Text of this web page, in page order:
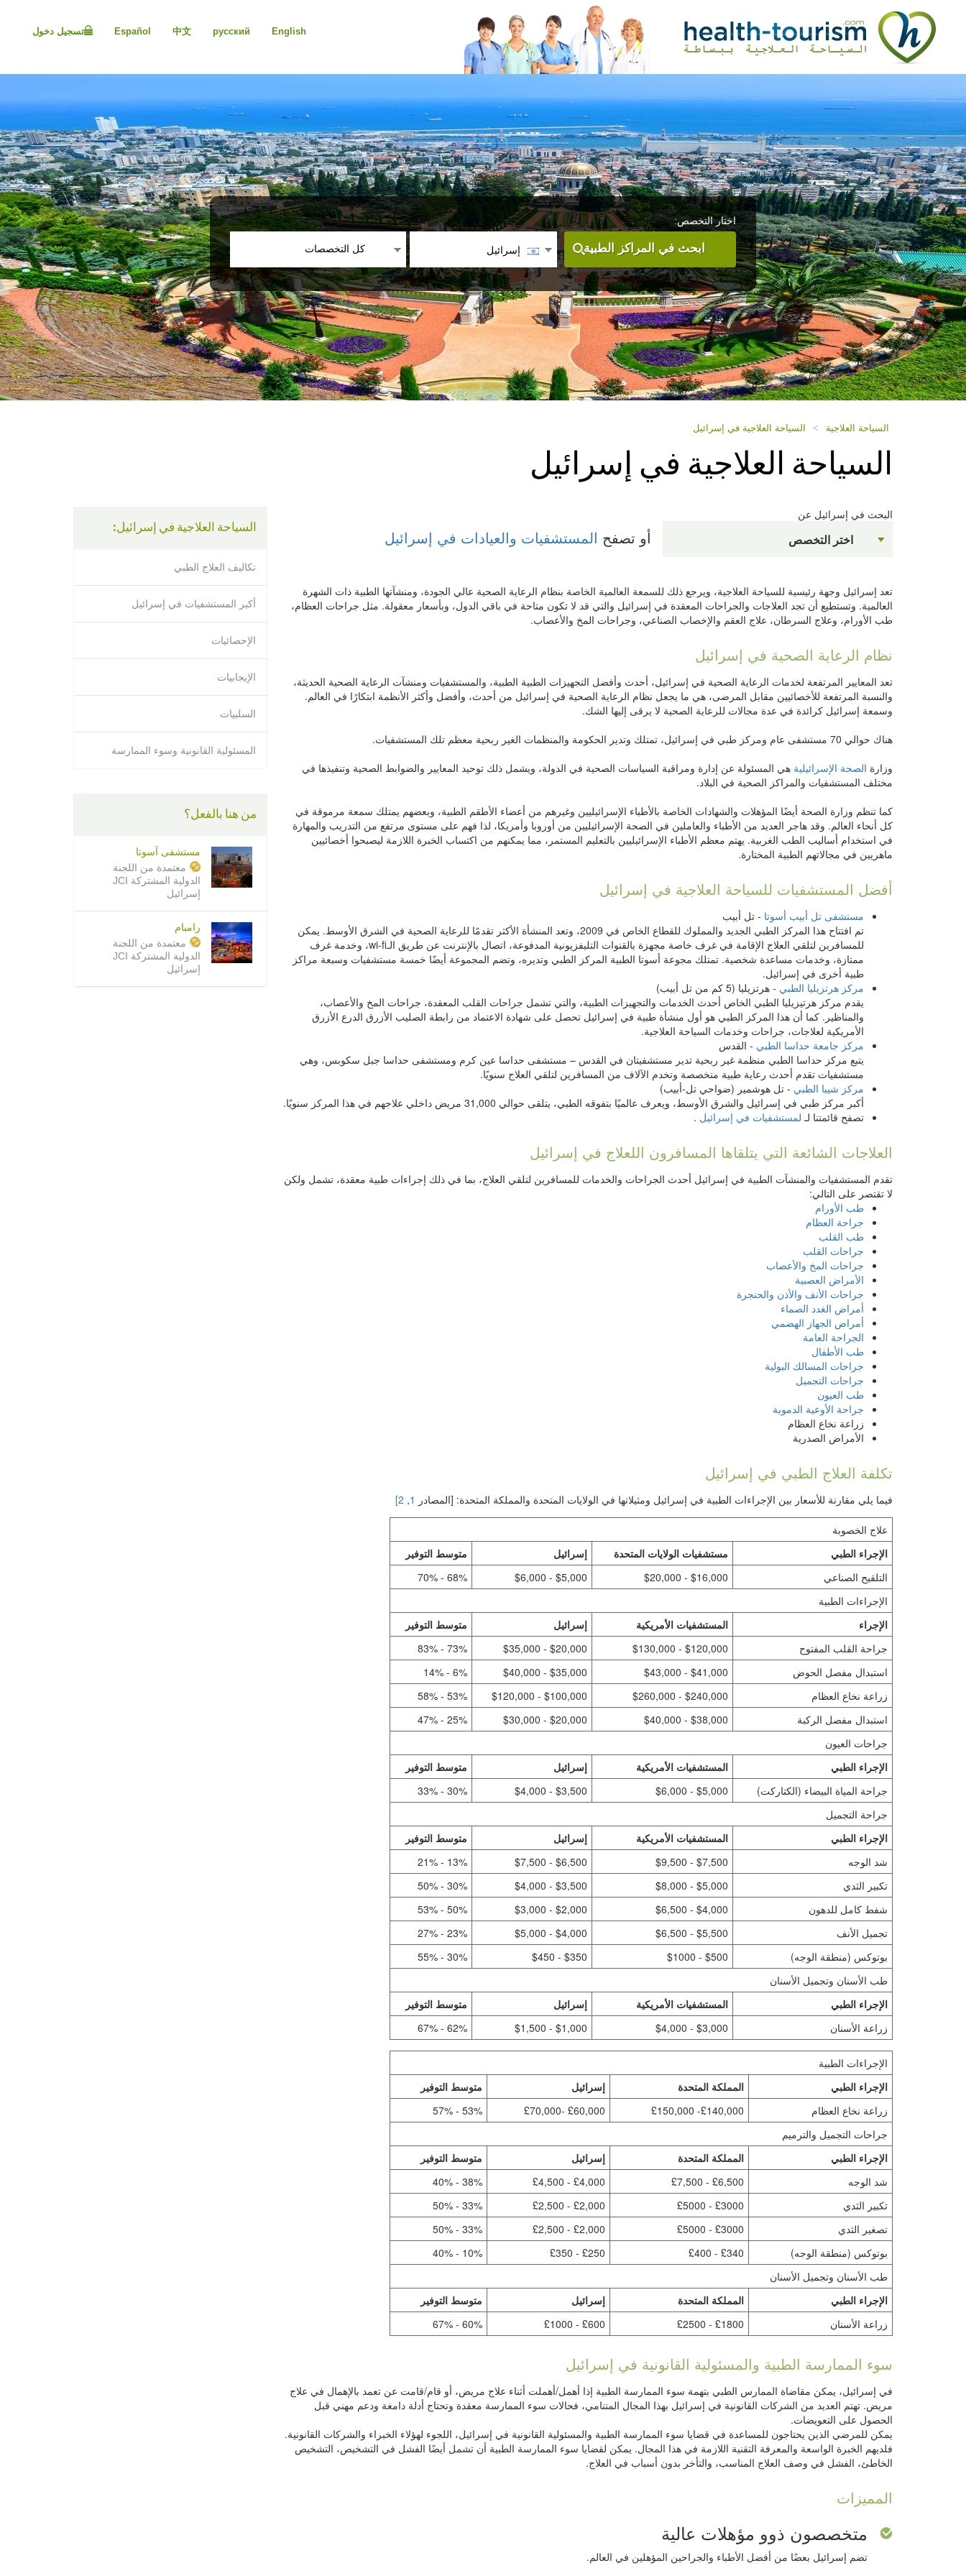
system.
Press
Control-
F11
to
adjust
the
website
to
people
with
visual
disabilities
who
are
using
a
screen
reader;
Press
Control-
English
русский
中文
Español تسجيل دخول
اختار التخصص:
كل التخصصات إسرائيل ابحث في المراكز الطبية
السياحة العلاجية > السياحة العلاجية في إسرائيل
السياحة العلاجية في إسرائيل
البحث في إسرائيل عن
اختر التخصص أو تصفح المستشفيات والعيادات في إسرائيل
تعد إسرائيل وجهة رئيسية للسياحة العلاجية، ويرجع ذلك للسمعة العالمية الخاصة بنظام الرعاية الصحية عالي الجودة، ومنشآتها الطبية ذات الشهرة
العالمية. وتستطيع أن تجد العلاجات والجراحات المعقدة في إسرائيل والتي قد لا تكون متاحة في باقي الدول، وبأسعار معقولة. مثل جراحات العظام،
طب الأورام، وعلاج السرطان، علاج العقم والإخصاب الصناعي، وجراحات المخ والأعصاب.
نظام الرعاية الصحية في إسرائيل
تعد المعايير المرتفعة لخدمات الرعاية الصحية في إسرائيل، أحدث وأفضل التجهيزات الطبية الطبية، والمستشفيات ومنشآت الرعاية الصحية الحديثة،
والنسبة المرتفعة للأخصائيين مقابل المرضى، هي ما يجعل نظام الرعاية الصحية في إسرائيل من أحدث، وأفضل وأكثر الأنظمة ابتكارًا في العالم.
وسمعة إسرائيل كرائدة في عدة مجالات للرعاية الصحية لا يرقى إليها الشك.
هناك حوالي 70 مستشفى عام ومركز طبي في إسرائيل، تمتلك وتدير الحكومة والمنظمات الغير ربحية معظم تلك المستشفيات.
وزارة الصحة الإسرائيلية هي المسئولة عن إدارة ومراقبة السياسات الصحية في الدولة، ويشمل ذلك توحيد المعايير والضوابط الصحية وتنفيذها في
مختلف المستشفيات والمراكز الصحية في البلاد.
كما تنظم وزارة الصحة أيضًا المؤهلات والشهادات الخاصة بالأطباء الإسرائيليين وغيرهم من أعضاء الأطقم الطبية، وبعضهم يمتلك سمعة مرموقة في
كل أنحاء العالم. وقد هاجر العديد من الأطباء والعاملين في الصحة الإسرائيليين من أوروبا وأمريكا، لذا فهم على مستوى مرتفع من التدريب والمهارة
في استخدام أساليب الطب الغربية. يهتم معظم الأطباء الإسرائيليين بالتعليم المستمر، مما يمكنهم من اكتساب الخبرة اللازمة ليصبحوا أخصائيين
ماهريين في مجالاتهم الطبية المختارة.
أفضل المستشفيات للسياحة العلاجية في إسرائيل
مستشفى تل أبيب أسوتا - تل أبيب
تم افتتاح هذا المركز الطبي الجديد والمملوك للقطاع الخاص في 2009، وتعد المنشأة الأكثر تقدمًا للرعاية الصحية في الشرق الأوسط. يمكن
للمسافرين لتلقي العلاج الإقامة في غرف خاصة مجهزة بالقنوات التليفزيونية المدفوعة، اتصال بالإنترنت عن طريق الـwi-fi، وخدمة غرف
ممتازة، وخدمات مساعدة شخصية. تمتلك مجوعة أسوتا الطبية المركز الطبي وتديره، وتضم المجموعة أيضًا خمسة مستشفيات وسبعة مراكز
طبية أخرى في إسرائيل.
مركز هرتزيليا الطبي - هرتزيليا (5 كم من تل أبيب)
يقدم مركز هرتيزيليا الطبي الخاص أحدث الخدمات والتجهيزات الطبية، والتي تشمل جراحات القلب المعقدة، جراحات المخ والأعصاب،
والمناظير. كما أن هذا المركز الطبي هو أول منشأة طبية في إسرائيل تحصل على شهادة الاعتماد من رابطة الصليب الأزرق الدرع الأزرق
الأمريكية لعلاجات، جراحات وخدمات السياحة العلاجية.
مركز جامعة حداسا الطبي - القدس
يتبع مركز حداسا الطبي منظمة غير ربحية تدير مستشفيتان في القدس – مستشفى حداسا عين كرم ومستشفى حداسا جبل سكوبس، وهي
مستشفيات تقدم أحدث رعاية طبية متخصصة وتخدم الآلاف من المسافرين لتلقي العلاج سنويًا.
مركز شيبا الطبي - تل هوشمير (ضواحي تل-أبيب)
أكبر مركز طبي في إسرائيل والشرق الأوسط، ويعرف عالميًا بتفوقه الطبي، يتلقى حوالي 31,000 مريض داخلي علاجهم في هذا المركز سنويًا.
تصفح قائمتنا لـ لمستشفيات في إسرائيل .
العلاجات الشائعة التي يتلقاها المسافرون اللعلاج في إسرائيل
تقدم المستشفيات والمنشآت الطبية في إسرائيل أحدث الجراحات والخدمات للمسافرين لتلقي العلاج، بما في ذلك إجراءات طبية معقدة، تشمل ولكن
لا تقتصر على التالي:
طب الأورام
جراحة العظام
طب القلب
جراحات القلب
جراحات المخ والأعصاب
الأمراض العصبية
جراحات الأنف والأذن والحنجرة
أمراض الغدد الصماء
أمراض الجهاز الهضمي
الجراحة العامة
طب الأطفال
جراحات المسالك البولية
جراحات التجميل
طب العيون
جراحة الأوعية الدموية
زراعة نخاع العظام
الأمراض الصدرية
تكلفة العلاج الطبي في إسرائيل
فيما يلي مقارنة للأسعار بين الإجراءات الطبية في إسرائيل ومثيلاتها في الولايات المتحدة والمملكة المتحدة: [المصادر 1
,
2]
علاج الخصوبة
الإجراء الطبي
مستشفيات الولايات المتحدة إسرائيل
متوسط التوفير
التلقيح الصناعي
$16,000 - $20,000
$5,000 - $6,000
68% - 70%
الإجراءات الطبية
الإجراء
المستشفيات الأمريكية إسرائيل
متوسط التوفير
جراحة القلب المفتوح
$120,000 - $130,000
$20,000 - $35,000
73% - 83%
استبدال مفصل الحوض
$41,000 - $43,000
$35,000 - $40,000
6% - 14%
زراعة نخاع العظام
$240,000 - $260,000
$100,000 - $120,000
53% - 58%
استبدال مفصل الركبة
$38,000 - $40,000
$20,000 - $30,000
25% - 47%
جراحات العيون
الإجراء الطبي
المستشفيات الأمريكية إسرائيل
متوسط التوفير
جراحة المياة البيضاء (الكتاركت)
$5,000 - $6,000
$3,500 - $4,000
30% - 33%
جراحة التجميل
الإجراء الطبي
المستشفيات الأمريكية إسرائيل
متوسط التوفير
شد الوجه
$7,500 - $9,500
$6,500 - $7,500
13% - 21%
تكبير الثدي
$5,000 - $8,000
$3,500 - $4,000
30% - 50%
شفط كامل للدهون
$4,000 - $6,500
$2,000 - $3,000
50% - 53%
تجميل الأنف
$5,500 - $6,500
$4,000 - $5,000
23% - 27%
بوتوكس (منطقة الوجه)
$500 - $1000
$350 - $450
30% - 55%
طب الأسنان وتجميل الأسنان
الإجراء الطبي
المستشفيات الأمريكية إسرائيل
متوسط التوفير
زراعة الأسنان
$3,000 - $4,000
$1,000 - $1,500
62% - 67%
الإجراءات الطبية
الإجراء الطبي
المملكة المتحدة إسرائيل
متوسط التوفير
زراعة نخاع العظام
£140,000- £150,000
£60,000 -£70,000
53% - 57%
جراحات التجميل والترميم
الإجراء الطبي
المملكة المتحدة إسرائيل
متوسط التوفير
شد الوجه
£6,500 - £7,500
£4,000 - £4,500
38% - 40%
تكبير الثدي
£3000 - £5000
£2,000 - £2,500
33% - 50%
تصغير الثدي
£3000 - £5000
£2,000 - £2,500
33% - 50%
بوتوكس (منطقة الوجه)
£340 - £400
£250 - £350
10% - 40%
طب الأسنان وتجميل الأسنان
الإجراء الطبي
المملكة المتحدة إسرائيل
متوسط التوفير
زراعة الأسنان
£1800 - £2500
£600 - £1000
60% - 67%
سوء الممارسة الطبية والمسئولية القانونية في إسرائيل
في إسرائيل، يمكن مقاضاة الممارس الطبي بتهمة سوء الممارسة الطبية إذا أهمل/أهملت أثناء علاج مريض، أو قام/قامت عن تعمد بالإهمال في علاج
مريض. تهتم العديد من الشركات القانونية في إسرائيل بهذا المجال المتنامي، فحالات سوء الممارسة معقدة وتحتاج أدلة دامغة ودعم مهني قبل
الحصول على التعويضات.
يمكن للمرضي الذين يحتاجون للمساعدة في قضايا سوء الممارسة الطبية والمسئولية القانونية في إسرائيل، اللجوء لهؤلاء الخبراء والشركات القانونية.
فلديهم الخبرة الواسعة والمعرفة التقنية اللازمة في هذا المجال. يمكن لقضايا سوء الممارسة الطبية أن تشمل أيضًا الفشل في التشخيص، التشخيص
الخاطئ، الفشل في وصف العلاج المناسب، والتأخر بدون أسباب في العلاج.
المميزات
متخصصون ذوو مؤهلات عالية
تضم إسرائيل بعضًا من أفضل الأطباء والجراحين المؤهلين في العالم.
السياحة العلاجية في إسرائيل:
تكاليف العلاج الطبي
أكبر المستشفيات في إسرائيل
الإحصائيات
الإيجابيات
السلبيات
المسئولية القانونية وسوء الممارسة
من هنا بالفعل؟
مستشفى آسوتا
معتمدة من اللجنة
الدولية المشتركة JCI
إسرائيل
رامبام
معتمدة من اللجنة
الدولية المشتركة JCI
إسرائيل